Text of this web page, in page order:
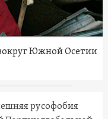
Южной Осетии
русофобия